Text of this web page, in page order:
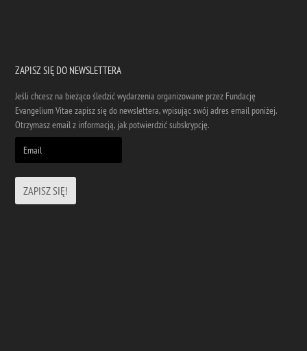
ZAPISZ SIĘ DO NEWSLETTERA
Jeśli chcesz na bieżąco śledzić wydarzenia organizowane przez Fundację
Evangelium Vitae zapisz się do newslettera, wpisując swój adres email poniżej.
Otrzymasz email z informacją, jak potwierdzić subskrypcję.